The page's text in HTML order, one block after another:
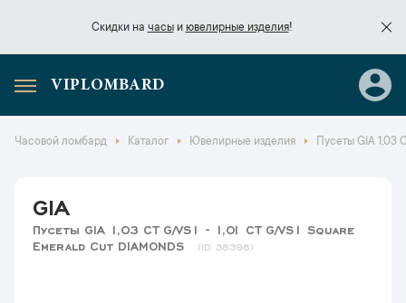
Скидки на часыи ювелирные изделия!
Скидки начасы
VIPLOMBARD
Часовой ломбард Каталог Ювелирные изделия Пусеты GIA 1,03
GIA
Пусеты GIA 1,03 CT G/VS1 - 1,01 CT G/VS1 Square
Emerald Cut DIAMONDS
38398